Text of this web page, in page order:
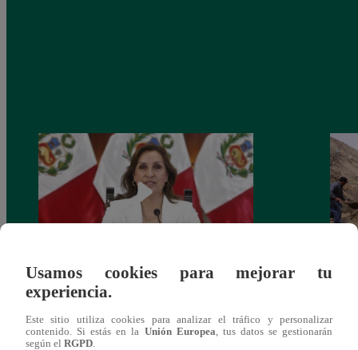
Congreso: proponen que el aumento del
salario presidencial se aplique desde 2026
Usamos cookies para mejorar tu
experiencia.
Este sitio utiliza cookies para analizar el tráfico y personalizar
contenido. Si estás en la Unión Europea , tus datos se gestionarán
según el RGPD